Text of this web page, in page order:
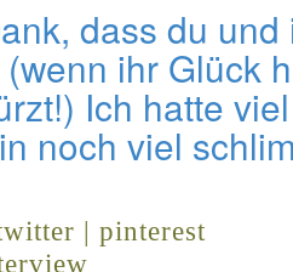
dass du
ihr Glück
Ich hatte
noch viel
| pinterest